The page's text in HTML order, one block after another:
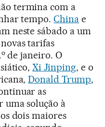
termina com a
tempo.China e
neste sábado a um
tarifas
ode janeiro. O
Xi Jinping, e o
Donald Trump,
as
uma solução à
dois maiores